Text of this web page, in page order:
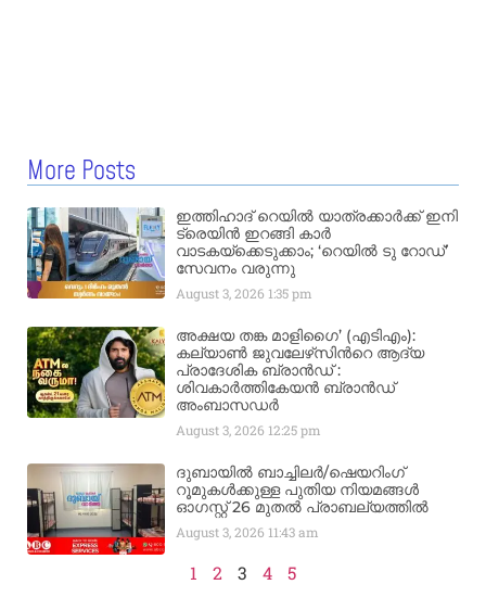
More Posts
ഇത്തിഹാദ് റെയിൽ യാത്രക്കാർക്ക് ഇനി
ട്രെയിൻ ഇറങ്ങി കാർ
വാടകയ്‌ക്കെടുക്കാം; ‘റെയിൽ ടു റോഡ്’
സേവനം വരുന്നു
August 3, 2026 1:35 pm
അക്ഷയ തങ്ക മാളിഗൈ’ (എടിഎം):
കല്യാണ്‍ ജുവലേഴ്‌സിന്‍റെ ആദ്യ
പ്രാദേശിക ബ്രാന്‍ഡ് :
ശിവകാര്‍ത്തികേയന്‍ ബ്രാന്‍ഡ്
അംബാസഡര്‍
August 3, 2026 12:25 pm
ദുബായിൽ ബാച്ചിലർ/ഷെയറിംഗ്
റൂമുകൾക്കുള്ള പുതിയ നിയമങ്ങൾ
ഓഗസ്റ്റ് 26 മുതൽ പ്രാബല്യത്തിൽ
August 3, 2026 11:43 am
1 2 3 4 5